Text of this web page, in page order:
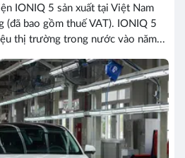
IONIQ 5 sản xuất tại Việt Nam
bao gồm thuế VAT). IONIQ 5
thị trường trong nước vào năm...